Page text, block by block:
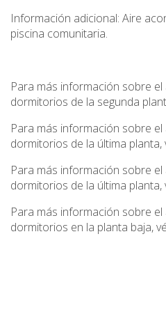
Información adicional: Aire
piscina comunitaria.
Para más información sobre
dormitorios de la segunda
Para más información sobre
dormitorios de la última planta,
Para más información sobre
dormitorios de la última planta,
Para más información sobre
dormitorios en la planta baja,